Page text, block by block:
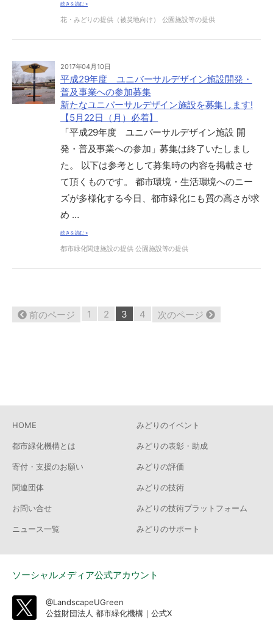
続きを読む »
花・みどりの提供（被災地向け） 公園施設等の提供
2017年04月10日
平成29年度 ユニバーサルデザイン施設開発・
普及事業への参加募集
新たなユニバーサルデザイン施設を募集します!
【5月22日（月）必着】
「平成29年度 ユニバーサルデザイン施設 開
発・普及事業への参加」募集は終了いたしまし
た。 以下は参考として募集時の内容を掲載させ
て頂くものです。 都市環境・生活環境へのニー
ズが多様化する今日、都市緑化にも質の高さが求
め …
続きを読む »
都市緑化関連施設の提供 公園施設等の提供
38
件
中
前のページ 1 2 3 4 次のページ
HOME
都市緑化機構とは
寄付・支援のお願い
関連団体
お問い合せ
ニュース一覧
みどりのイベント
みどりの表彰・助成
みどりの評価
みどりの技術
みどりの技術プラットフォーム
みどりのサポート
ソーシャルメディア公式アカウント
@LandscapeUGreen
公益財団法人 都市緑化機構｜公式X